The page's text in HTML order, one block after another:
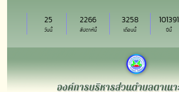
วันนี้
25
สัปดาห์นี้
2266
เดือนนี้
3258
ปีนี้
101391